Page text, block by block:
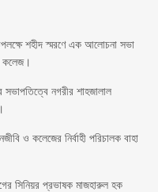
শহীদ স্মরণে এক আলোচনা সভা
কলেজ।
নগরীর শাহজালাল
ও কলেজের নির্বাহী পরিচালক বাহা
সিনিয়র প্রভাষক মাজহারুল হক